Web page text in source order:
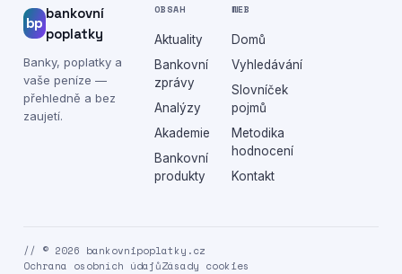
bp
bankovní
poplatky
Banky, poplatky a
vaše peníze —
přehledně a bez
zaujetí.
OBSAH
Aktuality
Bankovní
zprávy
Analýzy
Akademie
Bankovní
produkty
WEB
Domů
Vyhledávání
Slovníček
pojmů
Metodika
hodnocení
Kontakt
// © 2026 bankovnipoplatky.cz
Ochrana osobních údajůZásady cookies